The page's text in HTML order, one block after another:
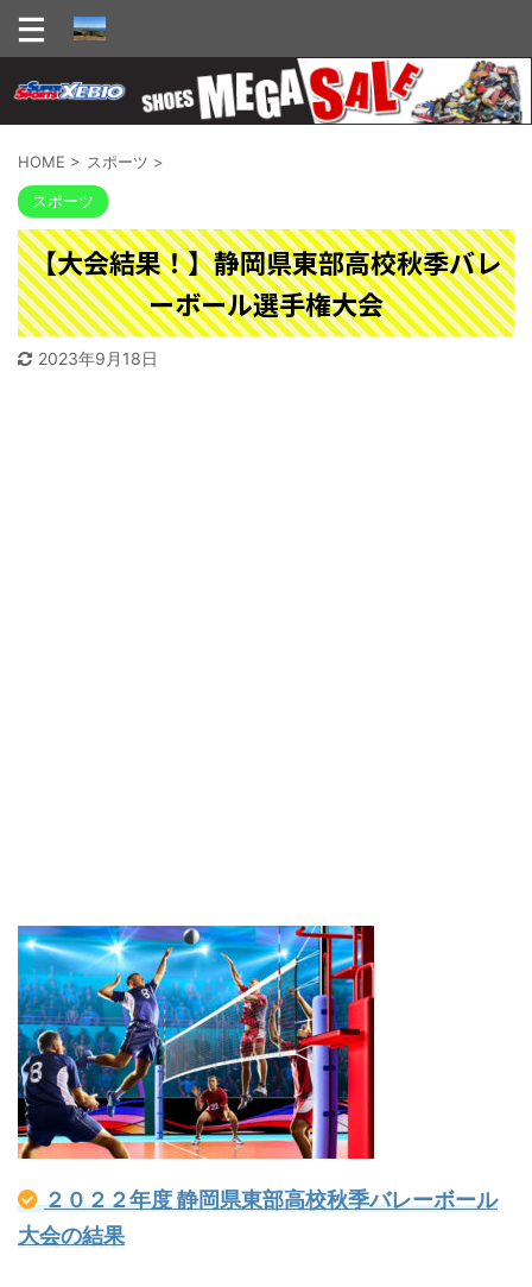
HOME > スポーツ >
スポーツ
【大会結果！】静岡県東部高校秋季バレ
ーボール選手権大会
2023年9月18日
２０２２年度 静岡県東部高校秋季バレーボール
大会の結果